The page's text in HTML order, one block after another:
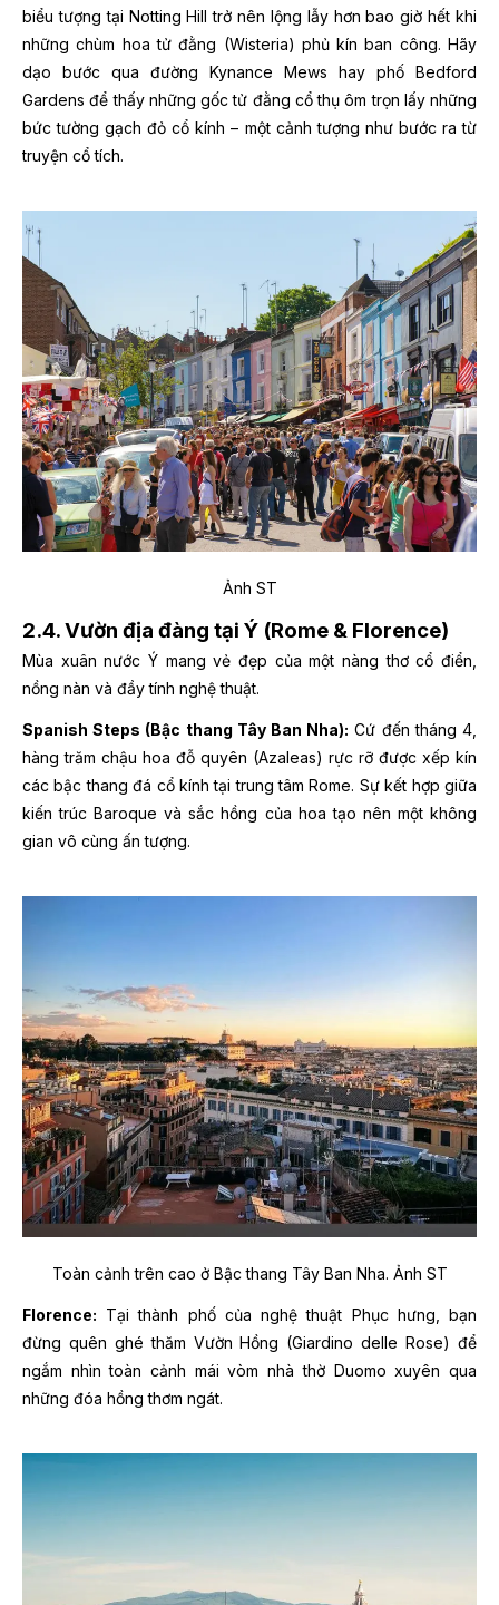
biểu tượng tại Notting Hill trở nên lộng lẫy hơn bao giờ hết khi
những chùm hoa tử đằng (Wisteria) phủ kín ban công. Hãy
dạo bước qua đường Kynance Mews hay phố Bedford
Gardens để thấy những gốc tử đằng cổ thụ ôm trọn lấy những
bức tường gạch đỏ cổ kính – một cảnh tượng như bước ra từ
truyện cổ tích.
Ảnh ST
2.4. Vườn địa đàng tại Ý (Rome & Florence)
Mùa xuân nước Ý mang vẻ đẹp của một nàng thơ cổ điển,
nồng nàn và đầy tính nghệ thuật.
Spanish Steps (Bậc thang Tây Ban Nha): Cứ đến tháng 4,
hàng trăm chậu hoa đỗ quyên (Azaleas) rực rỡ được xếp kín
các bậc thang đá cổ kính tại trung tâm Rome. Sự kết hợp giữa
kiến trúc Baroque và sắc hồng của hoa tạo nên một không
gian vô cùng ấn tượng.
Toàn cảnh trên cao ở Bậc thang Tây Ban Nha. Ảnh ST
Florence: Tại thành phố của nghệ thuật Phục hưng, bạn
đừng quên ghé thăm Vườn Hồng (Giardino delle Rose) để
ngắm nhìn toàn cảnh mái vòm nhà thờ Duomo xuyên qua
những đóa hồng thơm ngát.